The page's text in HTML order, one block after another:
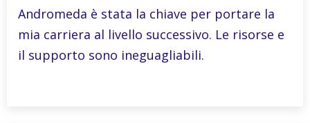
Andromeda è stata la chiave per portare la
mia carriera al livello successivo. Le risorse e
il supporto sono ineguagliabili.